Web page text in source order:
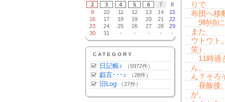
2
3 4 5 6 7
8
9
10 11 12 13 14
15
16
17 18 19 20 21
22
23
24 25 26 27 28
29
30
31 - - - - -
CATEGORY
日記帳♪ （5972件）
戯言･･･♪ （28件）
旧Log （27件）
りで
布団へ移
9時頃に
また
ウトウト
笑）
11時過
ん。
ん？そろ
昼飯後
が、